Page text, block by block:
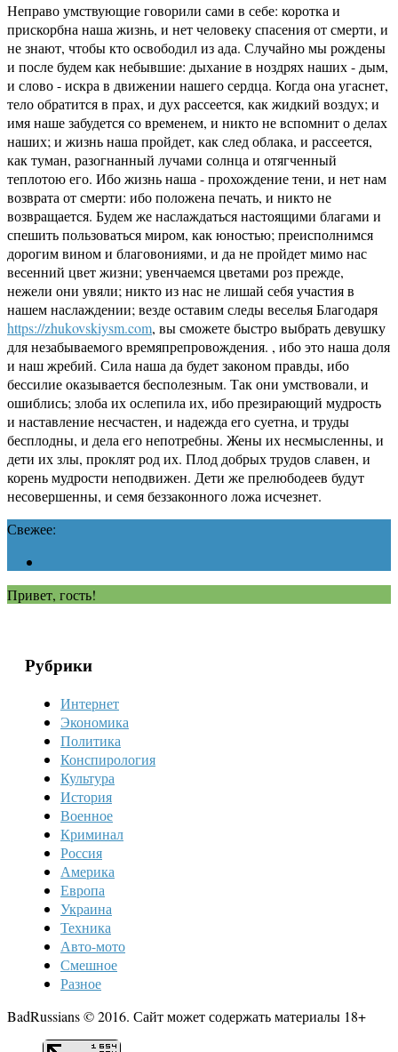
Неправо умствующие говорили сами в себе: коротка и
прискорбна наша жизнь, и нет человеку спасения от смерти, и
не знают, чтобы кто освободил из ада. Случайно мы рождены
и после будем как небывшие: дыхание в ноздрях наших - дым,
и слово - искра в движении нашего сердца. Когда она угаснет,
тело обратится в прах, и дух рассеется, как жидкий воздух; и
имя наше забудется со временем, и никто не вспомнит о делах
наших; и жизнь наша пройдет, как след облака, и рассеется,
как туман, разогнанный лучами солнца и отягченный
теплотою его. Ибо жизнь наша - прохождение тени, и нет нам
возврата от смерти: ибо положена печать, и никто не
возвращается. Будем же наслаждаться настоящими благами и
спешить пользоваться миром, как юностью; преисполнимся
дорогим вином и благовониями, и да не пройдет мимо нас
весенний цвет жизни; увенчаемся цветами роз прежде,
нежели они увяли; никто из нас не лишай себя участия в
нашем наслаждении; везде оставим следы веселья Благодаря
https://zhukovskiysm.com, вы сможете быстро выбрать девушку
для незабываемого времяпрепровождения. , ибо это наша доля
и наш жребий. Сила наша да будет законом правды, ибо
бессилие оказывается бесполезным. Так они умствовали, и
ошиблись; злоба их ослепила их, ибо презирающий мудрость
и наставление несчастен, и надежда его суетна, и труды
бесплодны, и дела его непотребны. Жены их несмысленны, и
дети их злы, проклят род их. Плод добрых трудов славен, и
корень мудрости неподвижен. Дети же прелюбодеев будут
несовершенны, и семя беззаконного ложа исчезнет.
Свежее:
Привет, гость!
Рубрики
Интернет
Экономика
Политика
Конспирология
Культура
История
Военное
Криминал
Россия
Америка
Европа
Украина
Техника
Авто-мото
Смешное
Разное
BadRussians © 2016. Сайт может содержать материалы 18+